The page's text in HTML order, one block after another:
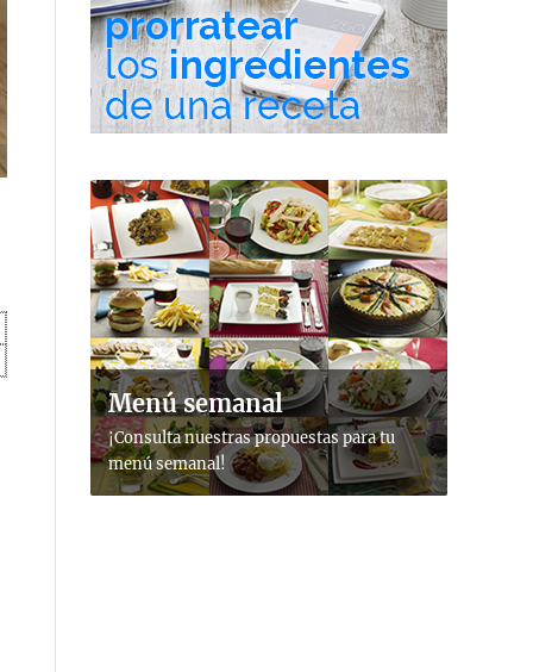
Menú semanal
¡Consulta nuestras propuestas para tu
menú semanal!